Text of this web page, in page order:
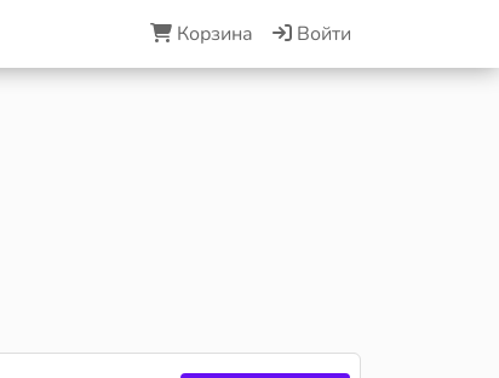
Корзина Войти